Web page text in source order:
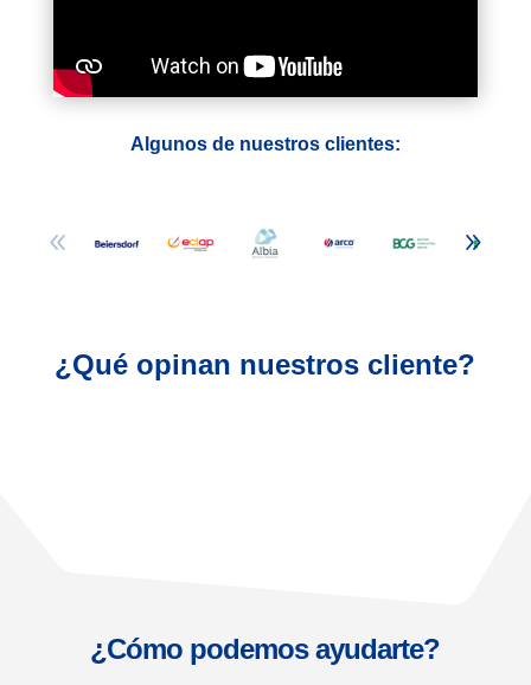
Algunos de nuestros clientes:
¿Qué opinan nuestros cliente?
¿Cómo podemos ayudarte?